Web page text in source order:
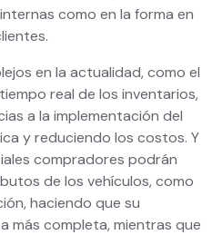
como en la forma en
en la actualidad, como el
real de los inventarios,
a la implementación del
y reduciendo los costos. Y
compradores podrán
de los vehículos, como
haciendo que su
más completa, mientras que